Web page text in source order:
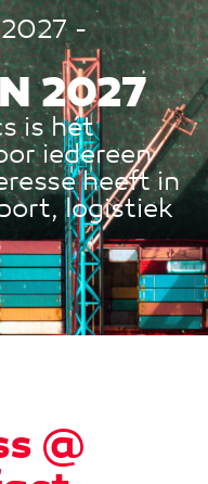
2027 -
2027
is hét
iedereen
heeft in
logistiek
@